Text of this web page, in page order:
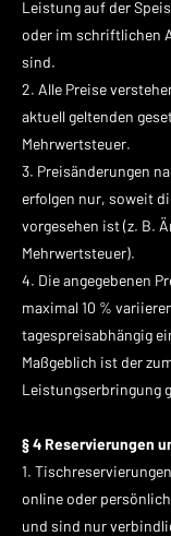
Leistung auf der
oder im schriftlichen
sind.
2. Alle Preise
aktuell geltenden
Mehrwertsteuer.
3. Preisänderungen
erfolgen nur, soweit
vorgesehen ist (z. B.
Mehrwertsteuer).
4. Die angegebenen
maximal 10 %
tagespreisabhängig
Maßgeblich ist der
Leistungserbringung
§ 4 Reservierungen
1.
online oder
und sind nur